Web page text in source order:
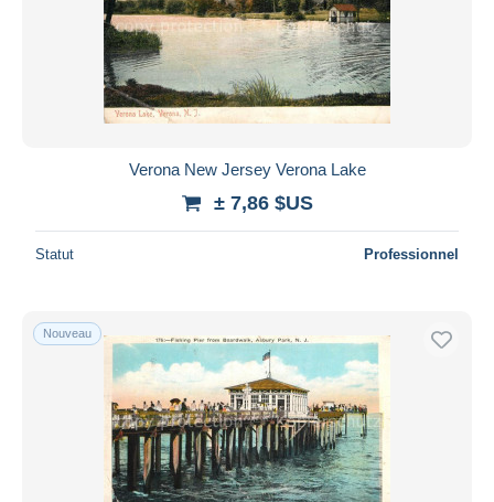
Verona New Jersey Verona Lake
± 7,86 $US
Statut Professionnel
Nouveau